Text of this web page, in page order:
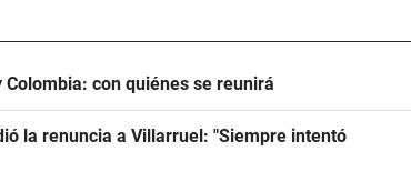
con quiénes se reunirá
la renuncia a Villarruel: "Siempre intentó